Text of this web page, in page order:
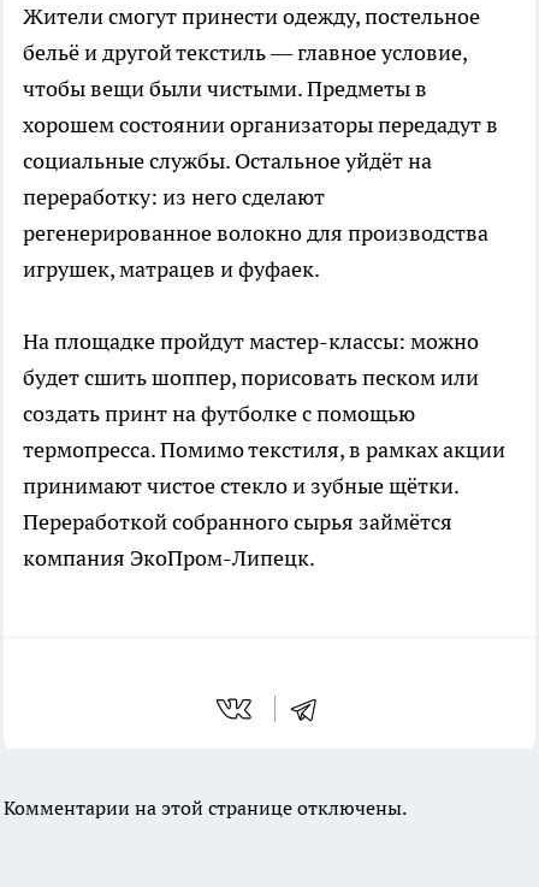
Жители смогут принести одежду, постельное
бельё и другой текстиль — главное условие,
чтобы вещи были чистыми. Предметы в
хорошем состоянии организаторы передадут в
социальные службы. Остальное уйдёт на
переработку: из него сделают
регенерированное волокно для производства
игрушек, матрацев и фуфаек.
На площадке пройдут мастер-классы: можно
будет сшить шоппер, порисовать песком или
создать принт на футболке с помощью
термопресса. Помимо текстиля, в рамках акции
принимают чистое стекло и зубные щётки.
Переработкой собранного сырья займётся
компания ЭкоПром-Липецк.
Комментарии на этой странице отключены.